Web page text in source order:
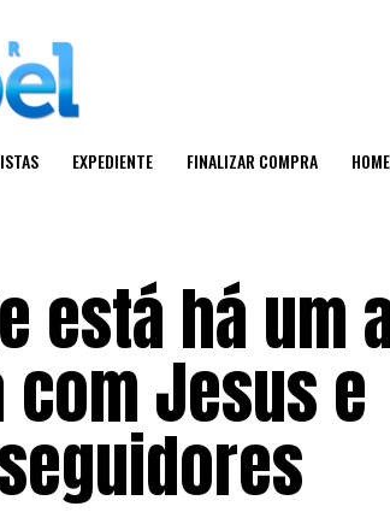
EXPEDIENTE FINALIZAR COMPRA HOME
está há um
Jesus e